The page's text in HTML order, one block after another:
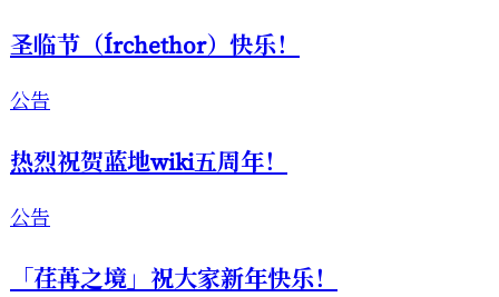
圣临节（Írchethor）快乐！
公告
热烈祝贺蓝地wiki五周年！
公告
「荏苒之境」祝大家新年快乐！